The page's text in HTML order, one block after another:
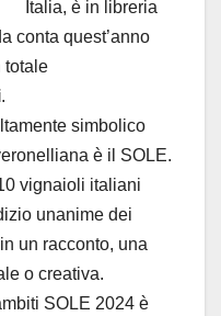
Italia, è in libreria
conta quest’anno
totale
.
simbolico
è il SOLE.
vignaioli italiani
unanime dei
un racconto, una
o creativa.
SOLE 2024 è